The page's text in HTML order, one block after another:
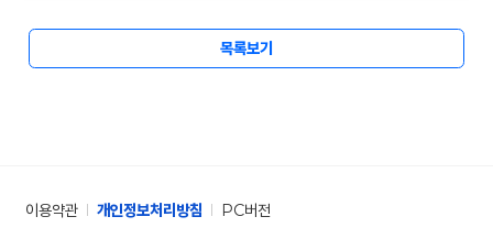
목록보기
이용약관 개인정보처리방침 PC버전